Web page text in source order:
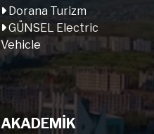
Dorana Turizm
GÜNSEL Electric
Vehicle
AKADEMİK